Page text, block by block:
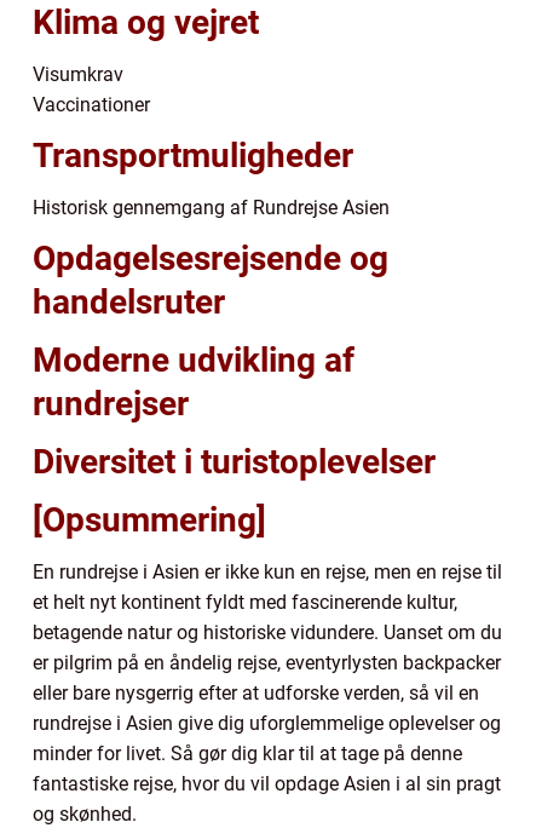
Klima og vejret
Visumkrav
Vaccinationer
Transportmuligheder
Historisk gennemgang af Rundrejse Asien
Opdagelsesrejsende og
handelsruter
Moderne udvikling af
rundrejser
Diversitet i turistoplevelser
[Opsummering]
En rundrejse i Asien er ikke kun en rejse, men en rejse til
et helt nyt kontinent fyldt med fascinerende kultur,
betagende natur og historiske vidundere. Uanset om du
er pilgrim på en åndelig rejse, eventyrlysten backpacker
eller bare nysgerrig efter at udforske verden, så vil en
rundrejse i Asien give dig uforglemmelige oplevelser og
minder for livet. Så gør dig klar til at tage på denne
fantastiske rejse, hvor du vil opdage Asien i al sin pragt
og skønhed.